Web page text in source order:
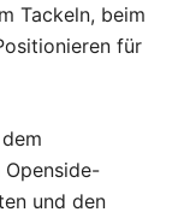
Tackeln, beim
für
Openside-
und den